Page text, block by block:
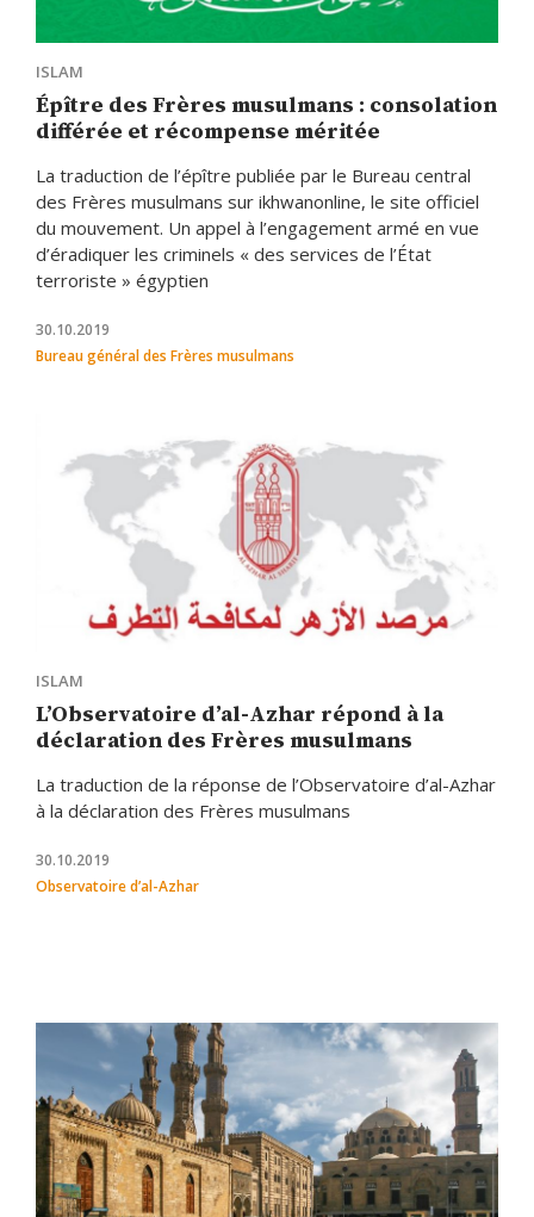
ISLAM
Épître des Frères musulmans : consolation
différée et récompense méritée
La traduction de l’épître publiée par le Bureau central
des Frères musulmans sur ikhwanonline, le site officiel
du mouvement. Un appel à l’engagement armé en vue
d’éradiquer les criminels « des services de l’État
terroriste » égyptien
30.10.2019
Bureau général des Frères musulmans
ISLAM
L’Observatoire d’al-Azhar répond à la
déclaration des Frères musulmans
La traduction de la réponse de l’Observatoire d’al-Azhar
à la déclaration des Frères musulmans
30.10.2019
Observatoire d’al-Azhar